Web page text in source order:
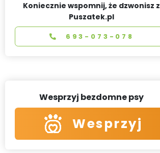
Koniecznie wspomnij, że dzwonisz z
Puszatek.pl
693-073-078
Wesprzyj bezdomne psy
Wesprzyj